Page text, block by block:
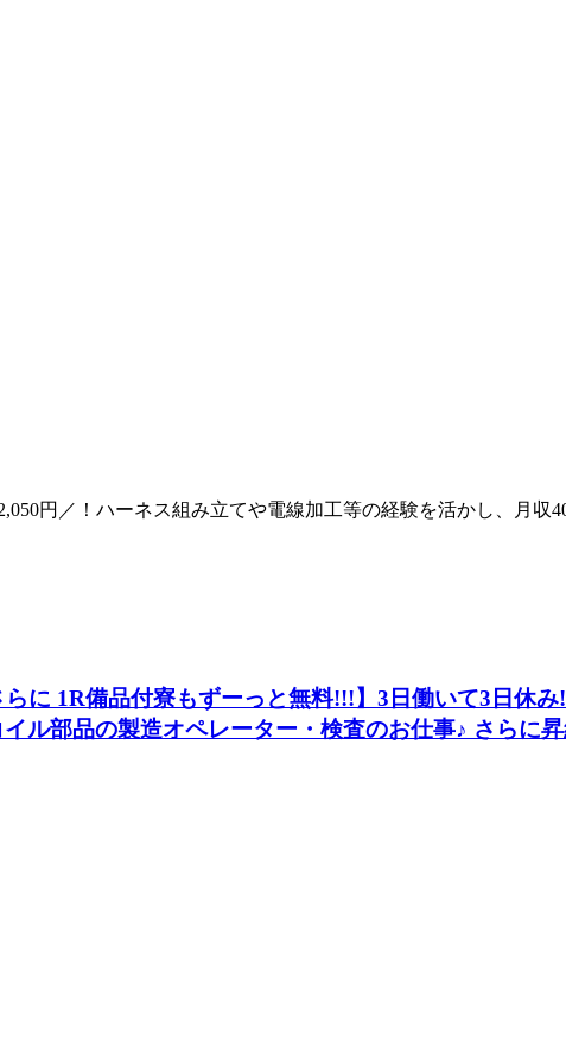
円／！ハーネス組み立てや電線加工等の経験を活かし、月収
に 1R備品付寮もずーっと無料!!!】3日働いて3日休
ル部品の製造オペレーター・検査のお仕事♪ さら